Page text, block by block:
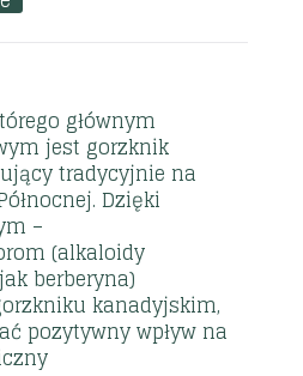
głównym
jest gorzknik
tradycyjnie na
Dzięki
–
(alkaloidy
berberyna)
kanadyjskim,
pozytywny wpływ na